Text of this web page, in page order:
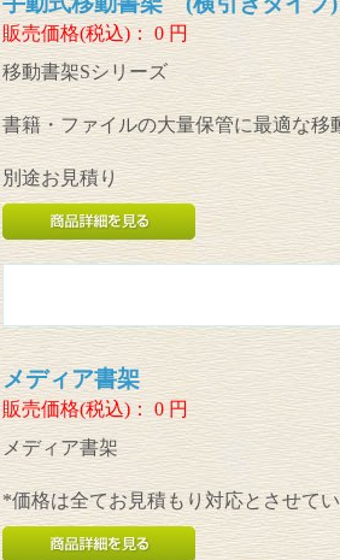
販売価格(税込)： 0円
移動書架Sシリーズ
書籍・ファイルの大量保管に最適な移
別途お見積り
メディア書架
販売価格(税込)： 0円
メディア書架
*価格は全てお見積もり対応とさせて